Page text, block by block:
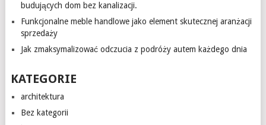
budujących dom bez kanalizacji.
Funkcjonalne meble handlowe jako element skutecznej aranżacji
sprzedaży
Jak zmaksymalizować odczucia z podróży autem każdego dnia
KATEGORIE
architektura
Bez kategorii